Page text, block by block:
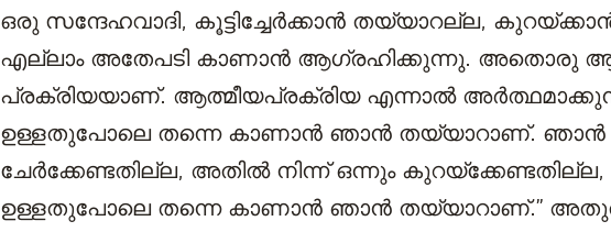
ഒരു സന്ദേഹവാദി, കൂട്ടിച്ചേർക്കാൻ തയ്യാറല്ല,
എല്ലാം അതേപടി കാണാൻ ആഗ്രഹിക്കുന്നു. അതൊരു
പ്രക്രിയയാണ്. ആത്മീയപ്രക്രിയ എന്നാൽ
ഉള്ളതുപോലെ തന്നെ കാണാൻ ഞാൻ തയ്യാറാണ്. ഞാൻ
ചേർക്കേണ്ടതില്ല, അതിൽ നിന്ന് ഒന്നും
ഉള്ളതുപോലെ തന്നെ കാണാൻ ഞാൻ തയ്യാറാണ്.”